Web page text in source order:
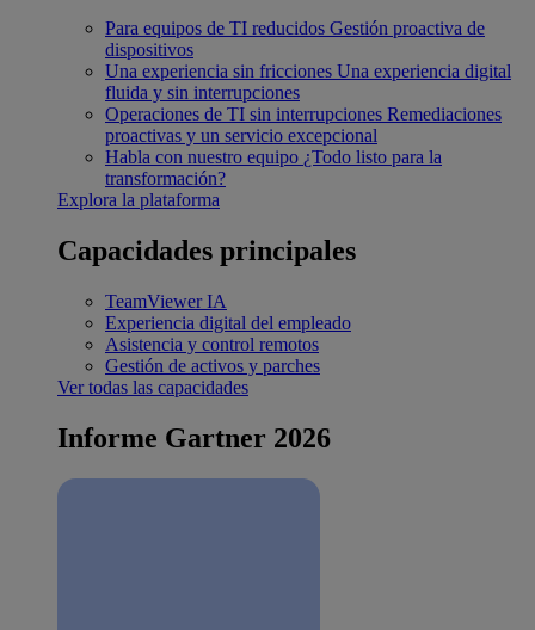
Para equipos de TI reducidos Gestión proactiva de
dispositivos
Una experiencia sin fricciones Una experiencia digital
fluida y sin interrupciones
Operaciones de TI sin interrupciones Remediaciones
proactivas y un servicio excepcional
Habla con nuestro equipo ¿Todo listo para la
transformación?
Explora la plataforma
Capacidades principales
TeamViewer IA
Experiencia digital del empleado
Asistencia y control remotos
Gestión de activos y parches
Ver todas las capacidades
Informe Gartner 2026